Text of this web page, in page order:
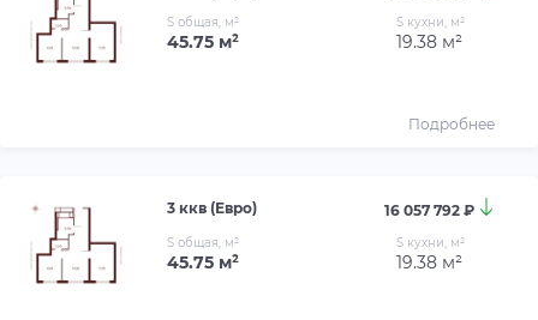
S общая, м²
45.75 м²
S кухни, м²
19.38 м²
Подробнее
3 ккв (Евро) 16 057 792 ₽
S общая, м²
45.75 м²
S кухни, м²
19.38 м²